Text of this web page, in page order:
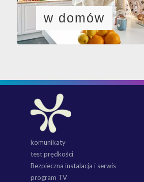
w domów
komunikaty
test prędkości
Bezpieczna instalacja i serwis
program TV